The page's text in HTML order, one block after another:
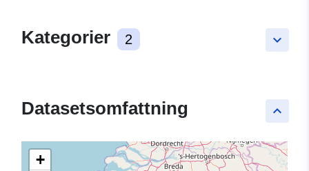
keyboard_arrow_down
Kategorier 2
keyboard_arrow_up
Datasetsomfattning
+